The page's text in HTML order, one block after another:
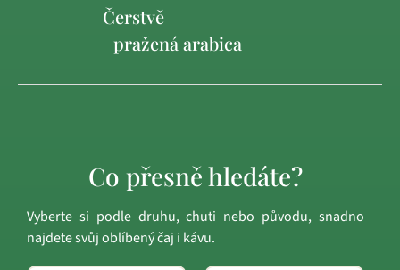
Čerstvě
pražená arabica
Co přesně hledáte?
Vyberte si podle druhu, chuti nebo původu, snadno
najdete svůj oblíbený čaj i kávu.